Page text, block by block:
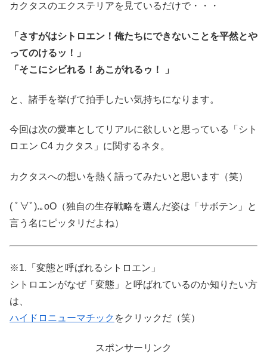
カクタスのエクステリアを見ているだけで・・・
「さすがはシトロエン！俺たちにできないことを平然とや
ってのけるッ！」
「そこにシビれる！あこがれるゥ！ 」
と、諸手を挙げて拍手したい気持ちになります。
今回は次の愛車としてリアルに欲しいと思っている「シト
ロエン C4 カクタス」に関するネタ。
カクタスへの想いを熱く語ってみたいと思います（笑）
( ﾟ∀ﾟ).｡oO（独自の生存戦略を選んだ姿は「サボテン」と
言う名にピッタリだよね）
※1.「変態と呼ばれるシトロエン」
シトロエンがなぜ「変態」と呼ばれているのか知りたい方
は、
ハイドロニューマチック をクリックだ（笑）
スポンサーリンク